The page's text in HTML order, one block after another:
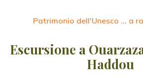
Patrimonio dell'Unesco ... a
Escursione a
Haddou